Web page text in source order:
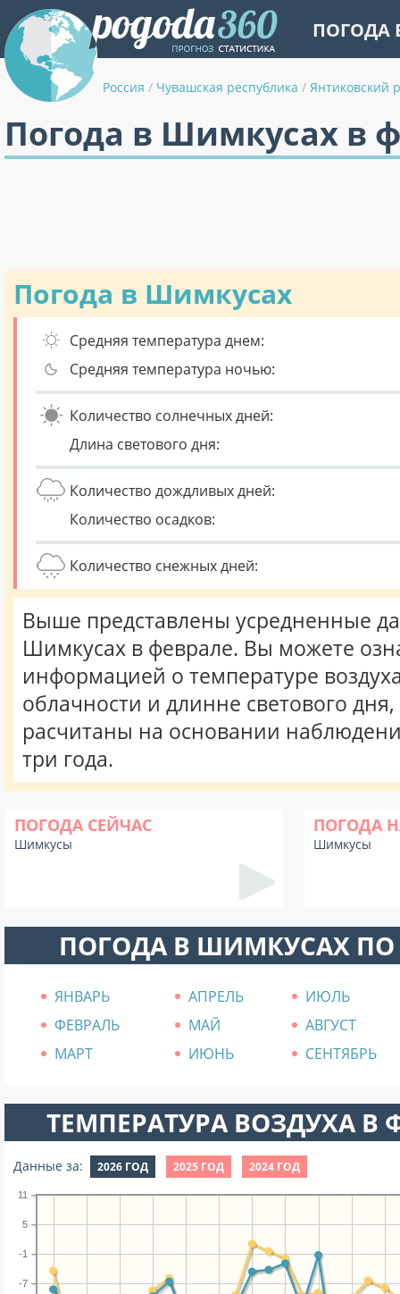
ПОГОДА
Россия / Чувашская республика / Янтиковский
Погода в Шимкусах в
Погода в Шимкусах
Средняя температура днем:
Средняя температура ночью:
Количество солнечных дней:
Длина светового дня:
Количество дождливых дней:
Количество осадков:
Количество снежных дней:
Выше представлены усредненные
Шимкусах в феврале. Вы можете
информацией о температуре
облачности и длинне светового
расчитаны на основании
три года.
ПОГОДА СЕЙЧАС
Шимкусы
ПОГОДА
Шимкусы
ПОГОДА В ШИМКУСАХ
ЯНВАРЬ АПРЕЛЬ
ИЮЛЬ
ФЕВРАЛЬ
МАЙ
АВГУСТ
МАРТ
ИЮНЬ СЕНТЯБРЬ
ТЕМПЕРАТУРА ВОЗДУХА В
Данные за: 2026 ГОД 2025 ГОД 2024 ГОД
-7
-1
5
11